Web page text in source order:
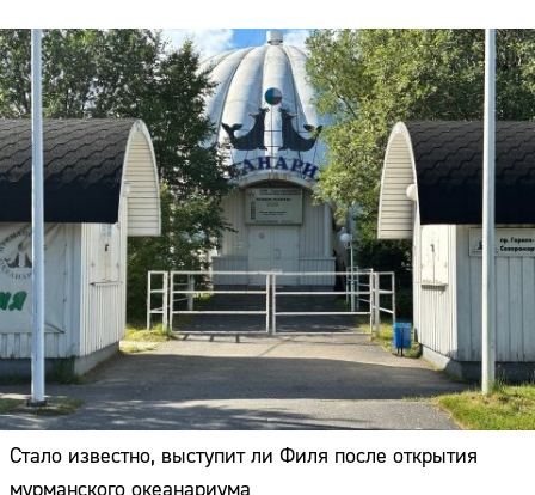
Стало известно, выступит ли Филя после открытия